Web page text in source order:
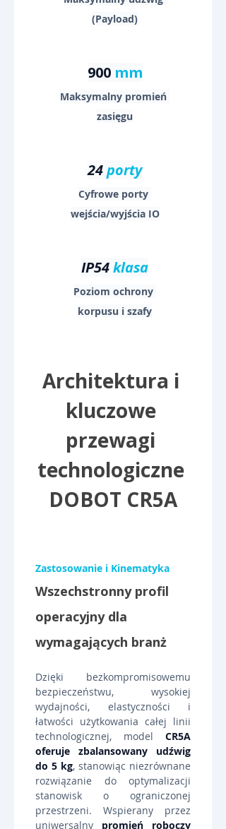
(Payload)
900 mm
Maksymalny promień
zasięgu
24 porty
Cyfrowe porty
wejścia/wyjścia IO
IP54 klasa
Poziom ochrony
korpusu i szafy
Architektura i
kluczowe
przewagi
technologiczne
DOBOT CR5A
Zastosowanie i Kinematyka
Wszechstronny profil
operacyjny dla
wymagających branż
Dzięki bezkompromisowemu
bezpieczeństwu, wysokiej
wydajności, elastyczności i
łatwości użytkowania całej linii
technologicznej, model CR5A
oferuje zbalansowany udźwig
do 5 kg, stanowiąc niezrównane
rozwiązanie do optymalizacji
stanowisk o ograniczonej
przestrzeni. Wspierany przez
uniwersalny promień roboczy